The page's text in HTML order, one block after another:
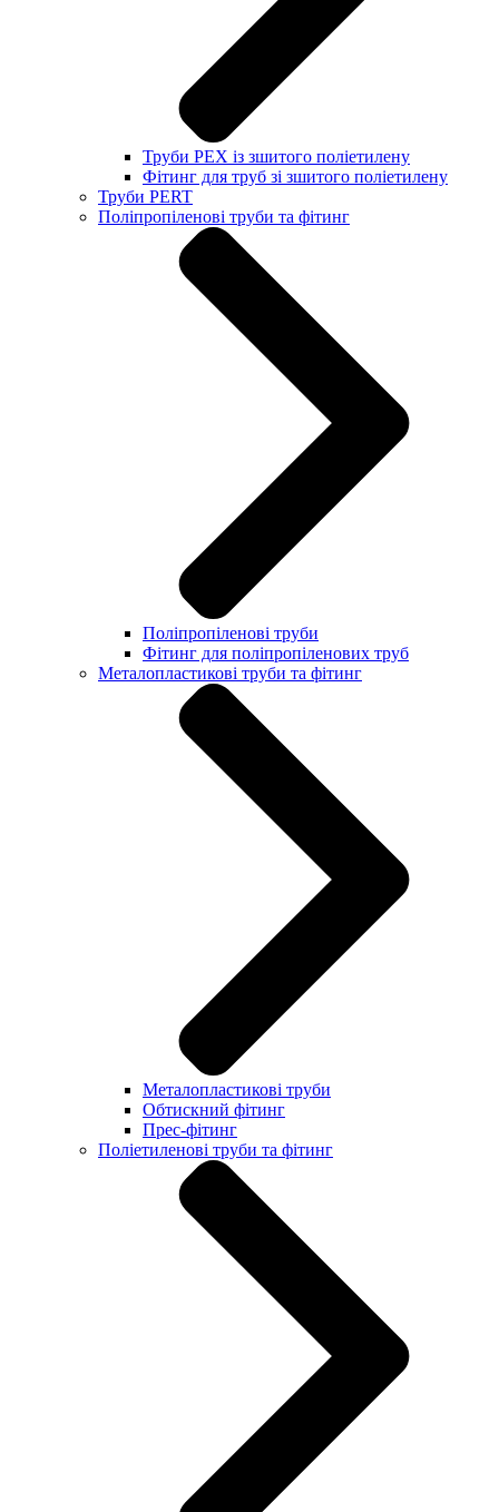
Труби PEX із зшитого поліетилену
Фітинг для труб зі зшитого поліетилену
Труби PERT
Поліпропіленові труби та фітинг
Поліпропіленові труби
Фітинг для поліпропіленових труб
Металопластикові труби та фітинг
Металопластикові труби
Обтискний фітинг
Прес-фітинг
Поліетиленові труби та фітинг